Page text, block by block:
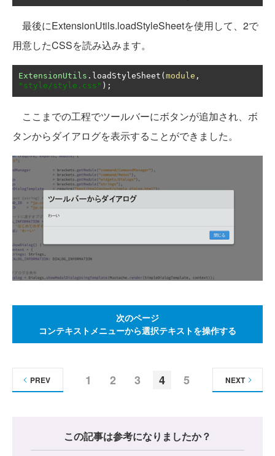
最後にExtensionUtils.loadStyleSheetを使用して、2で
用意したCSSを読み込みます。
ExtensionUtils . loadStyleSheet ( module ,
"style/style.css" );
ここまでの工程でツールバーにボタンが追加され、ボ
タンからダイアログを表示することができました。
次のページ
コンテキストメニューから選択テキストを操作する
1 2 3 4 5
PREV NEXT
この記事は参考になりましたか？